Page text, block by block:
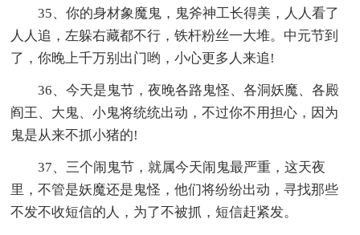
35、你的身材象魔鬼，鬼斧神工长得美，人人看了
人人追，左躲右藏都不行，铁杆粉丝一大堆。中元节到
了，你晚上千万别出门哟，小心更多人来追!
36、今天是鬼节，夜晚各路鬼怪、各洞妖魔、各殿
阎王、大鬼、小鬼将统统出动，不过你不用担心，因为
鬼是从来不抓小猪的!
37、三个闹鬼节，就属今天闹鬼最严重，这天夜
里，不管是妖魔还是鬼怪，他们将纷纷出动，寻找那些
不发不收短信的人，为了不被抓，短信赶紧发。